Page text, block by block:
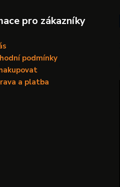
pro zákazníky
podmínky
a platba